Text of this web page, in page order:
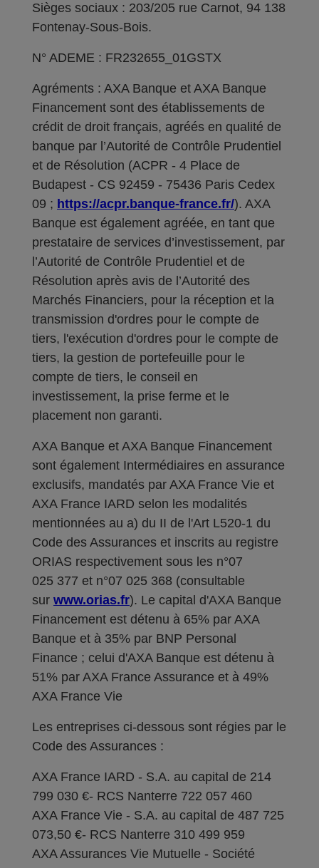
Sièges sociaux : 203/205 rue Carnot, 94 138
Fontenay-Sous-Bois.
N° ADEME : FR232655_01GSTX
Agréments : AXA Banque et AXA Banque
Financement sont des établissements de
crédit de droit français, agréés en qualité de
banque par l’Autorité de Contrôle Prudentiel
et de Résolution (ACPR - 4 Place de
Budapest - CS 92459 - 75436 Paris Cedex
09 ; https://acpr.banque-france.fr/). AXA
Banque est également agréée, en tant que
prestataire de services d’investissement, par
l’Autorité de Contrôle Prudentiel et de
Résolution après avis de l’Autorité des
Marchés Financiers, pour la réception et la
transmission d'ordres pour le compte de
tiers, l'exécution d'ordres pour le compte de
tiers, la gestion de portefeuille pour le
compte de tiers, le conseil en
investissement, la prise ferme et le
placement non garanti.
AXA Banque et AXA Banque Financement
sont également Intermédiaires en assurance
exclusifs, mandatés par AXA France Vie et
AXA France IARD selon les modalités
mentionnées au a) du II de l'Art L520-1 du
Code des Assurances et inscrits au registre
ORIAS respectivement sous les n°07
025 377 et n°07 025 368 (consultable
sur www.orias.fr). Le capital d'AXA Banque
Financement est détenu à 65% par AXA
Banque et à 35% par BNP Personal
Finance ; celui d'AXA Banque est détenu à
51% par AXA France Assurance et à 49%
AXA France Vie
Les entreprises ci-dessous sont régies par le
Code des Assurances :
AXA France IARD - S.A. au capital de 214
799 030 €- RCS Nanterre 722 057 460
AXA France Vie - S.A. au capital de 487 725
073,50 €- RCS Nanterre 310 499 959
AXA Assurances Vie Mutuelle - Société